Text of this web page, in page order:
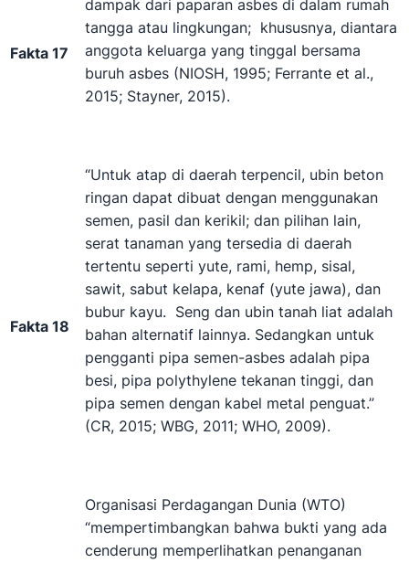
Fakta 17
dampak dari paparan asbes di dalam rumah
tangga atau lingkungan; khususnya, diantara
anggota keluarga yang tinggal bersama
buruh asbes (NIOSH, 1995; Ferrante et al.,
2015; Stayner, 2015).
Fakta 18
“Untuk atap di daerah terpencil, ubin beton
ringan dapat dibuat dengan menggunakan
semen, pasil dan kerikil; dan pilihan lain,
serat tanaman yang tersedia di daerah
tertentu seperti yute, rami, hemp, sisal,
sawit, sabut kelapa, kenaf (yute jawa), dan
bubur kayu. Seng dan ubin tanah liat adalah
bahan alternatif lainnya. Sedangkan untuk
pengganti pipa semen-asbes adalah pipa
besi, pipa polythylene tekanan tinggi, dan
pipa semen dengan kabel metal penguat.”
(CR, 2015; WBG, 2011; WHO, 2009).
Organisasi Perdagangan Dunia (WTO)
“mempertimbangkan bahwa bukti yang ada
cenderung memperlihatkan penanganan